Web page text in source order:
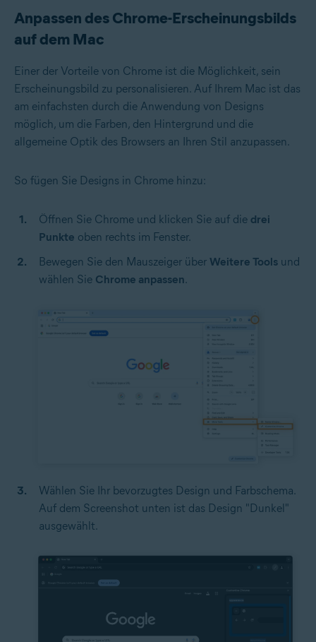
Anpassen des Chrome-Erscheinungsbilds
auf dem Mac
Einer der Vorteile von Chrome ist die Möglichkeit, sein
Erscheinungsbild zu personalisieren. Auf Ihrem Mac ist das
am einfachsten durch die Anwendung von Designs
möglich, um die Farben, den Hintergrund und die
allgemeine Optik des Browsers an Ihren Stil anzupassen.
So fügen Sie Designs in Chrome hinzu:
Öffnen Sie Chrome und klicken Sie auf die drei
Punkte oben rechts im Fenster.
Bewegen Sie den Mauszeiger über Weitere Tools und
wählen Sie Chrome anpassen.
Wählen Sie Ihr bevorzugtes Design und Farbschema.
Auf dem Screenshot unten ist das Design "Dunkel"
ausgewählt.